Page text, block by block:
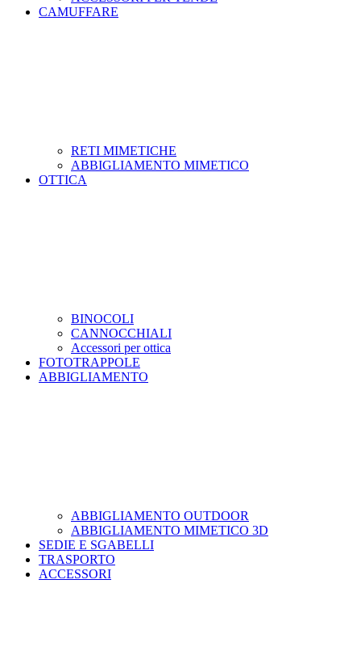
CAMUFFARE
RETI MIMETICHE
ABBIGLIAMENTO MIMETICO
OTTICA
BINOCOLI
CANNOCCHIALI
Accessori per ottica
FOTOTRAPPOLE
ABBIGLIAMENTO
ABBIGLIAMENTO OUTDOOR
ABBIGLIAMENTO MIMETICO 3D
SEDIE E SGABELLI
TRASPORTO
ACCESSORI